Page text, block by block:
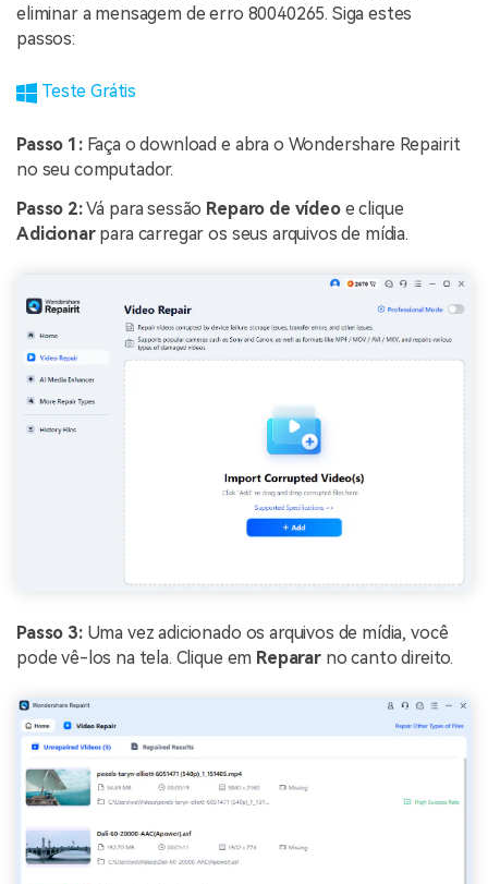
eliminar a mensagem de erro 80040265. Siga estes
passos:
Teste Grátis
Passo 1:Faça o download e abra o Wondershare Repairit
no seu computador.
Passo 2:Vá para sessão Reparo de vídeoe clique
Adicionarpara carregar os seus arquivos de mídia.
Passo 3:Uma vez adicionado os arquivos de mídia, você
pode vê-los na tela. Clique em Repararno canto direito.